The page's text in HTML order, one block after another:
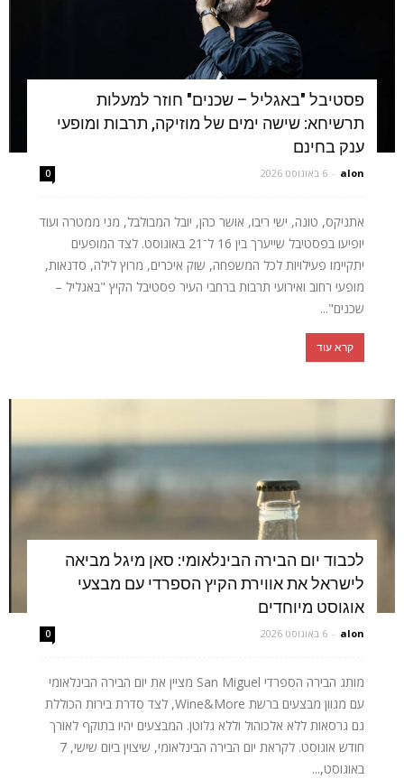
פסטיבל "באגליל – שכנים" חוזר למעלות
תרשיחא: שישה ימים של מוזיקה, תרבות ומופעי
ענק בחינם
alon
- 6 באוגוסט 2026 0
אתניקס, טונה, ישי ריבו, אושר כהן, יובל המבולבל, מני ממטרה ועוד
יופיעו בפסטיבל שייערך בין 16 ל־21 באוגוסט. לצד המופעים
יתקיימו פעילויות לכל המשפחה, שוק איכרים, מרוץ לילה, סדנאות,
מופעי רחוב ואירועי תרבות ברחבי העיר פסטיבל הקיץ "באגליל –
שכנים"...
קרא עוד
לכבוד יום הבירה הבינלאומי: סאן מיגל מביאה
לישראל את אווירת הקיץ הספרדי עם מבצעי
אוגוסט מיוחדים
alon
- 6 באוגוסט 2026 0
מותג הבירה הספרדי San Miguel מציין את יום הבירה הבינלאומי
עם מגוון מבצעים ברשת Wine&More, לצד סדרת בירות הכוללת
גם גרסאות ללא אלכוהול וללא גלוטן. המבצעים יהיו בתוקף לאורך
חודש אוגוסט. לקראת יום הבירה הבינלאומי, שיצוין ביום שישי, 7
באוגוסט,...